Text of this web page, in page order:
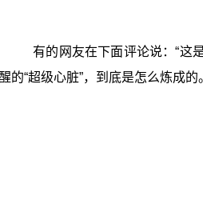
有的网友在下面评论说：“这
的“超级心脏”，到底是怎么炼成的